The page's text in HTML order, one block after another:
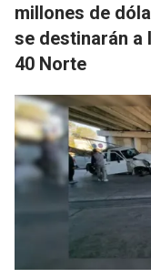
millones de
se destinarán a
40 Norte